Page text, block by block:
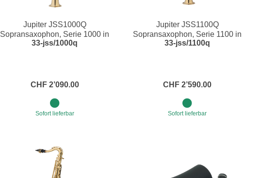
Jupiter JSS1000Q
Sopransaxophon, Serie 1000 in
Bb
33-jss/1000q
CHF 2’090.00
Sofort lieferbar
Jupiter JSS1100Q
Sopransaxophon, Serie 1100 in
Bb
33-jss/1100q
CHF 2’590.00
Sofort lieferbar